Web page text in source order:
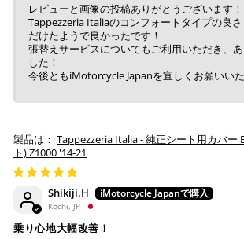
レビューと画像の投稿ありがとうございます！
Tappezzeria Italiaのコンフォートタイプの良
だけたようで良かったです！
張替えサービスについてもご利用いただき、
した！
今後ともiMotorcycle Japanを宜しくお願いい
Tappezzeria Italia - 純正シート用カバー
ト) Z1000 '14-21
Shikiji.H
Kochi, JP
乗り心地大幅改善！